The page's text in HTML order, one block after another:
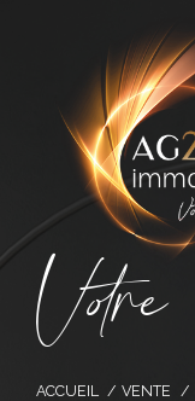
Vore
ACCUEIL VENTE